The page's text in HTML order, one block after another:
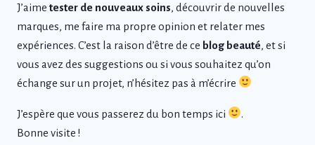
J’aime tester de nouveaux soins, découvrir de nouvelles
marques, me faire ma propre opinion et relater mes
expériences. C’est la raison d’être de ce blog beauté, et si
vous avez des suggestions ou si vous souhaitez qu’on
échange sur un projet, n’hésitez pas à m’écrire
J’espère que vous passerez du bon temps ici
.
Bonne visite !